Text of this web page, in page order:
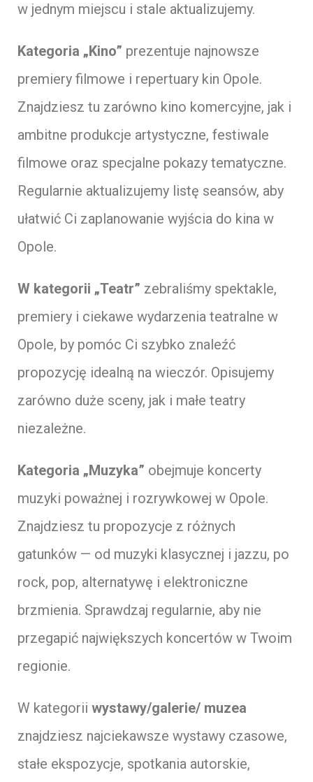
w jednym miejscu i stale aktualizujemy.
Kategoria „Kino” prezentuje najnowsze
premiery filmowe i repertuary kin Opole.
Znajdziesz tu zarówno kino komercyjne, jak i
ambitne produkcje artystyczne, festiwale
filmowe oraz specjalne pokazy tematyczne.
Regularnie aktualizujemy listę seansów, aby
ułatwić Ci zaplanowanie wyjścia do kina w
Opole.
W kategorii „Teatr” zebraliśmy spektakle,
premiery i ciekawe wydarzenia teatralne w
Opole, by pomóc Ci szybko znaleźć
propozycję idealną na wieczór. Opisujemy
zarówno duże sceny, jak i małe teatry
niezależne.
Kategoria „Muzyka” obejmuje koncerty
muzyki poważnej i rozrywkowej w Opole.
Znajdziesz tu propozycje z różnych
gatunków — od muzyki klasycznej i jazzu, po
rock, pop, alternatywę i elektroniczne
brzmienia. Sprawdzaj regularnie, aby nie
przegapić największych koncertów w Twoim
regionie.
W kategorii wystawy/galerie/ muzea
znajdziesz najciekawsze wystawy czasowe,
stałe ekspozycje, spotkania autorskie,